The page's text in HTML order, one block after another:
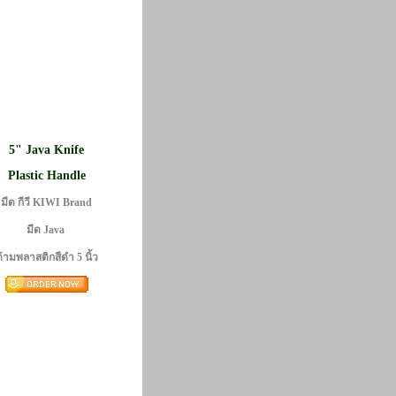
5" Java Knife
Plastic Handle
มีด กีวี KIWI Brand
มีด Java
มพลาสติกสีดำ 5 นิ้ว